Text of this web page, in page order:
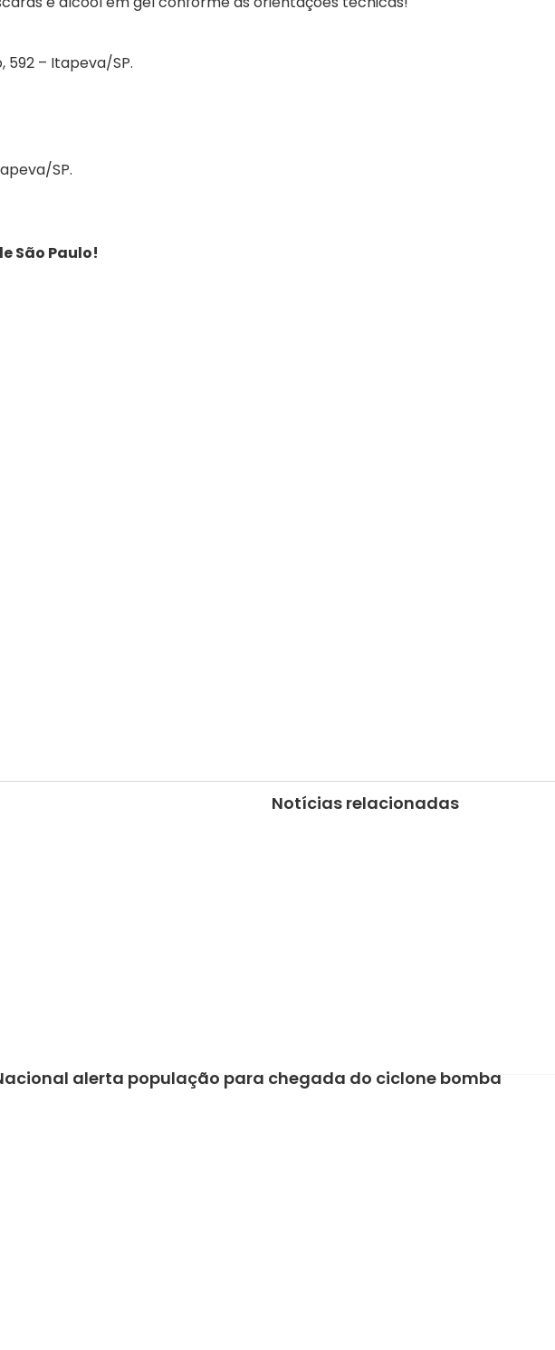
592 – Itapeva/SP.
SP.
São Paulo!
Notícias relacionadas
Nacional alerta população para chegada do ciclone bomba